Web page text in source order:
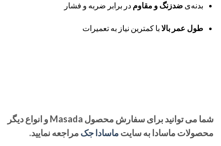
بدنه‌ی ضدزنگ و مقاوم در برابر ضربه و فشار
طول عمر بالابا کمترین نیاز به تعمیرات
شما می توانید برای سفارش محصول Masada و انواع دیگر
محصولات ماسادا به سایت ماسادا جک مراجعه نمایید.